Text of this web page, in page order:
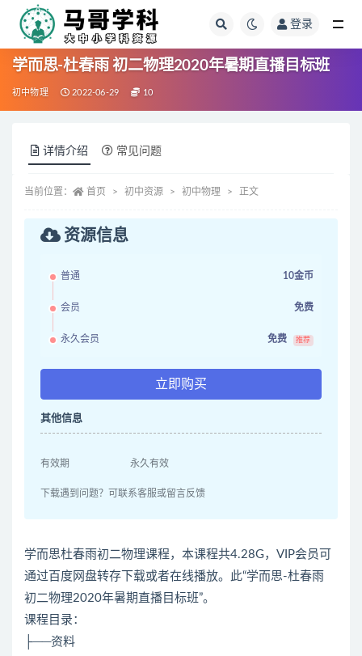
登录
学而思-杜春雨 初二物理2020年暑期直播目标班
初中物理 2022-06-29 10
详情介绍 常见问题
当前位置： 首页 初中资源 初中物理 正文
资源信息
普通 10金币
会员 免费
永久会员 免费 推荐
立即购买
其他信息
有效期 永久有效
下载遇到问题？可联系客服或留言反馈
学而思杜春雨初二物理课程，本课程共4.28G，VIP会员可
通过百度网盘转存下载或者在线播放。此“学而思-杜春雨
初二物理2020年暑期直播目标班”。
课程目录：
├──资料
全部